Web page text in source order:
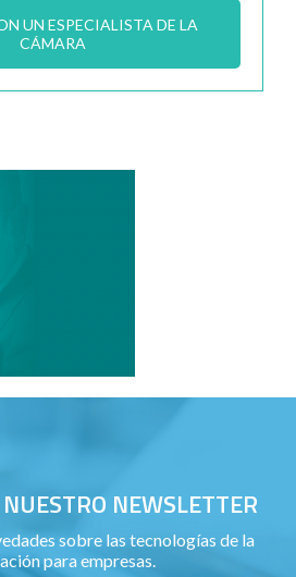
UN ESPECIALISTA DE LA
CÁMARA
NEWSLETTER
sobre las tecnologías de la
para empresas.